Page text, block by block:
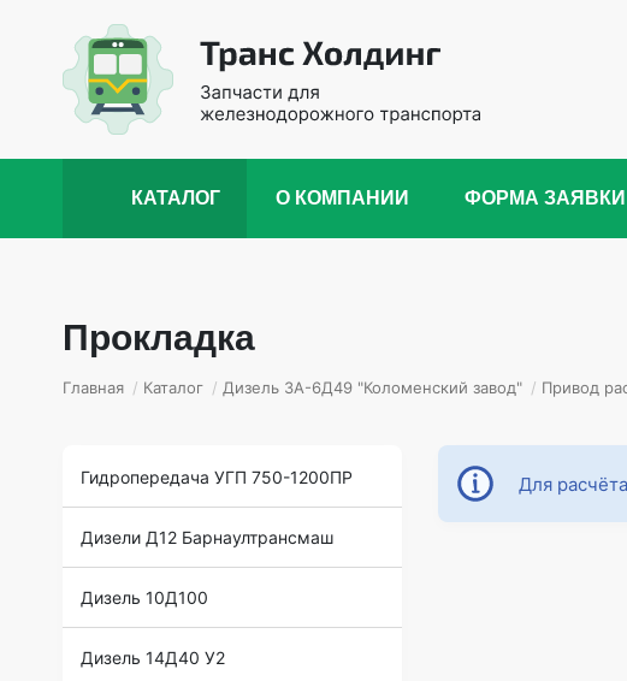
КАТАЛОГ О КОМПАНИИ ФОРМА ЗАЯВКИ
Прокладка
Главная / Каталог / Дизель 3А-6Д49 "Коломенский завод" / Привод
Гидропередача УГП 750-1200ПР
Дизели Д12 Барнаултрансмаш
Дизель 10Д100
Дизель 14Д40 У2
Для